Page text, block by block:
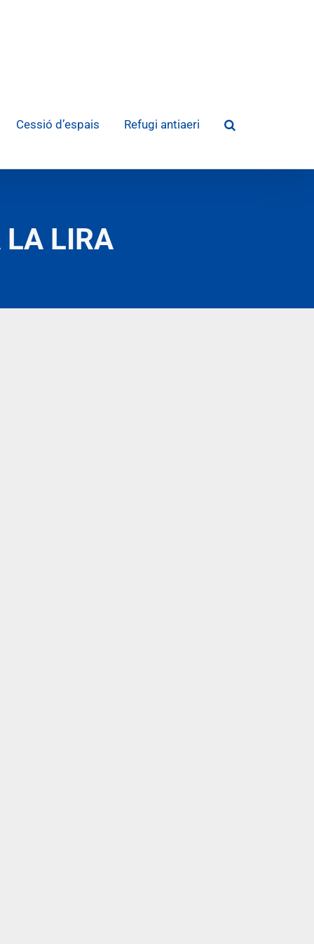
Cessió d’espais Refugi antiaeri
LA LIRA